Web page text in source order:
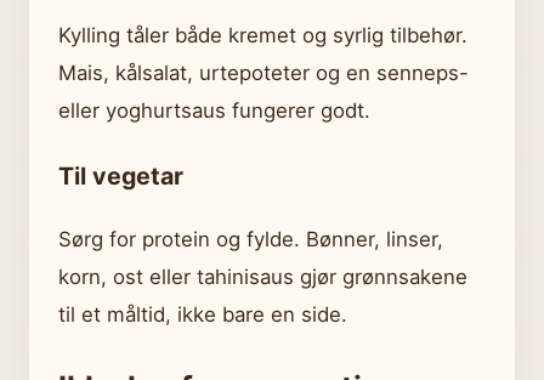
Kylling tåler både kremet og syrlig tilbehør.
Mais, kålsalat, urtepoteter og en senneps-
eller yoghurtsaus fungerer godt.
Til vegetar
Sørg for protein og fylde. Bønner, linser,
korn, ost eller tahinisaus gjør grønnsakene
til et måltid, ikke bare en side.